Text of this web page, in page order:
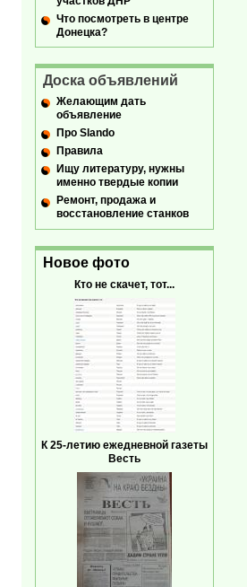
Что посмотреть в центре
Донецка?
Доска объявлений
Желающим дать
объявление
Про Slando
Правила
Ищу литературу, нужны
именно твердые копии
Ремонт, продажа и
восстановление станков
Новое фото
Кто не скачет, тот...
К 25-летию ежедневной газеты
Весть